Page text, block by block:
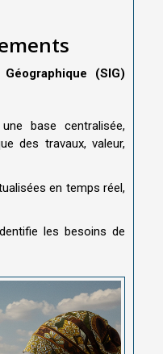
(SIG)
base centralisée,
des travaux, valeur,
en temps réel,
les besoins de